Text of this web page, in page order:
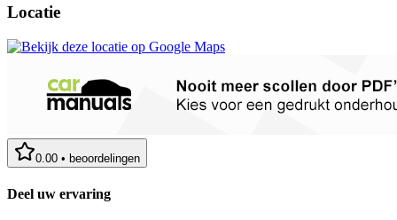
Locatie
0.00 • beoordelingen
Deel uw ervaring